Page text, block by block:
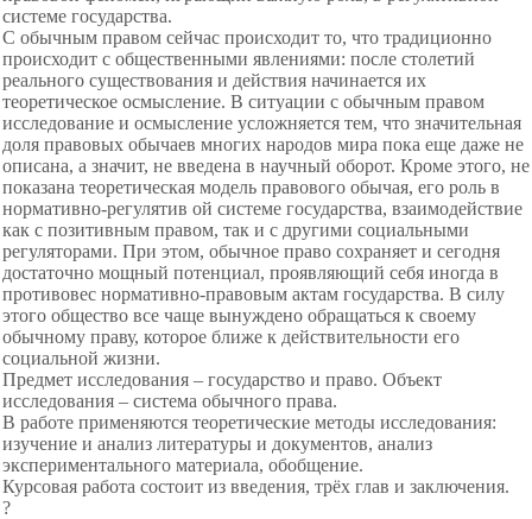
системе государства.
С обычным правом сейчас происходит то, что традиционно
происходит с общественными явлениями: после столетий
реального существования и действия начинается их
теоретическое осмысление. В ситуации с обычным правом
исследование и осмысление усложняется тем, что значительная
доля правовых обычаев многих народов мира пока еще даже не
описана, а значит, не введена в научный оборот. Кроме этого, не
показана теоретическая модель правового обычая, его роль в
нормативно-регулятив ой системе государства, взаимодействие
как с позитивным правом, так и с другими социальными
регуляторами. При этом, обычное право сохраняет и сегодня
достаточно мощный потенциал, проявляющий себя иногда в
противовес нормативно-правовым актам государства. В силу
этого общество все чаще вынуждено обращаться к своему
обычному праву, которое ближе к действительности его
социальной жизни.
Предмет исследования – государство и право. Объект
исследования – система обычного права.
В работе применяются теоретические методы исследования:
изучение и анализ литературы и документов, анализ
экспериментального материала, обобщение.
Курсовая работа состоит из введения, трёх глав и заключения.
?